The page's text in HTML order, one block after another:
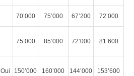
70’000 75’000 67’200 72’000
75’000 85’000 72’000 81’600
Oui 150’000 160’000 144’000 153’600